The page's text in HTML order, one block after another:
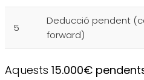
5
Deducció pendent
forward)
Aquests 15.000€